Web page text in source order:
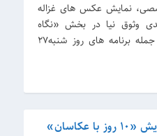
نمایش عکس های غزاله
وثوق نیا در بخش «نگاه
شخصی»، نمایش فیلم و … از جمله برنامه های روز شنبه۲۷